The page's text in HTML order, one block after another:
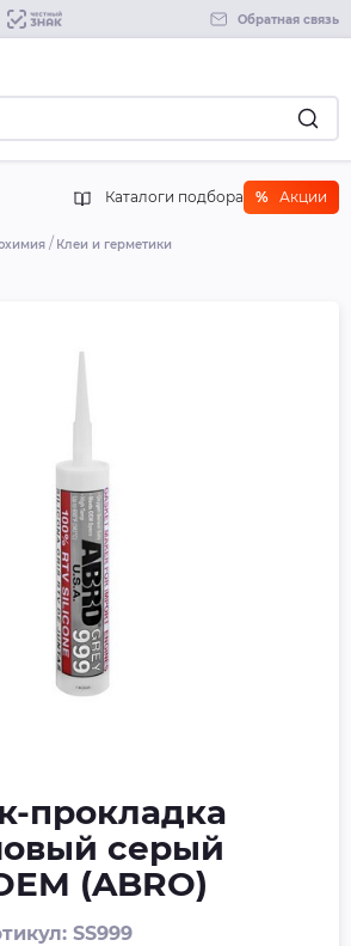
Обратная связь
Каталоги подбора % Акции
Клеи и герметики
прокладка
серый
(ABRO)
SS999